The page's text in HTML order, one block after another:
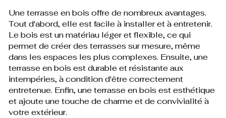
Une terrasse en bois offre de nombreux avantages.
Tout d'abord, elle est facile à installer et à entretenir.
Le bois est un matériau léger et flexible, ce qui
permet de créer des terrasses sur mesure, même
dans les espaces les plus complexes. Ensuite, une
terrasse en bois est durable et résistante aux
intempéries, à condition d'être correctement
entretenue. Enfin, une terrasse en bois est esthétique
et ajoute une touche de charme et de convivialité à
votre extérieur.